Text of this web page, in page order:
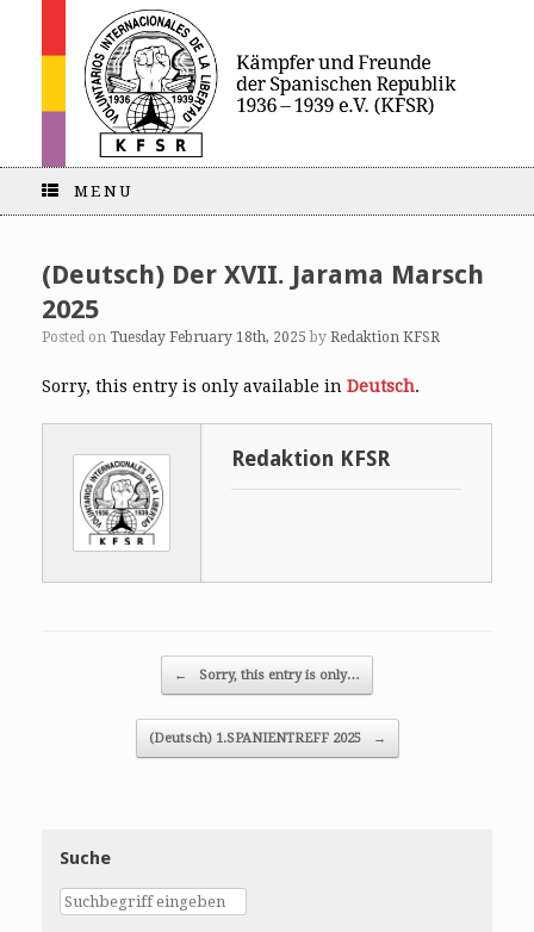
MENU
(Deutsch) Der XVII. Jarama Marsch
2025
Posted on Tuesday February 18th, 2025 by Redaktion KFSR
Sorry, this entry is only available in Deutsch.
Redaktion KFSR
← Sorry, this entry is only…
(Deutsch) 1.SPANIENTREFF 2025 →
Suche